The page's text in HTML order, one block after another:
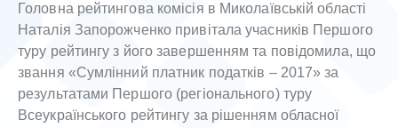
Головна рейтингова комісія в Миколаївській області
Наталія Запорожченко привітала учасників Першого
туру рейтингу з його завершенням та повідомила, що
звання «Сумлінний платник податків – 2017» за
результатами Першого (регіонального) туру
Всеукраїнського рейтингу за рішенням обласної